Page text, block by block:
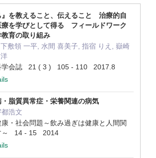
』を教えること、伝えること 治療的自
療を学びとして得る フィールドワーク
育の取り組み
敷領 一平, 水間 喜美子, 指宿 りえ, 嶽崎
学会誌 21 ( 3 ) 105 - 110 2017.8
脂質異常症・栄養関連の病気
浩文
・社会問題～飲み過ぎは健康と人間関
～ 14 - 15 2014